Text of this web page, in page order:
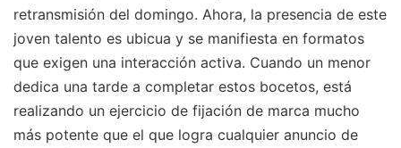
retransmisión del domingo. Ahora, la presencia de este
joven talento es ubicua y se manifiesta en formatos
que exigen una interacción activa. Cuando un menor
dedica una tarde a completar estos bocetos, está
realizando un ejercicio de fijación de marca mucho
más potente que el que logra cualquier anuncio de